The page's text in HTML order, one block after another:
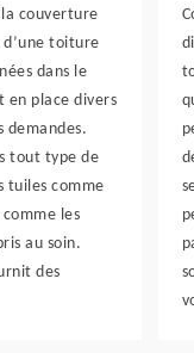
couverture
toiture
dans le
en place divers
demandes.
tout type de
tuiles comme
les
au soin.
des